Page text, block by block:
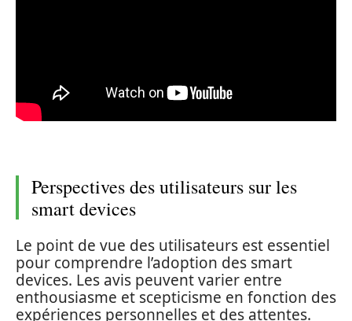
Perspectives des utilisateurs sur les
smart devices
Le point de vue des utilisateurs est essentiel
pour comprendre l’adoption des smart
devices. Les avis peuvent varier entre
enthousiasme et scepticisme en fonction des
expériences personnelles et des attentes.